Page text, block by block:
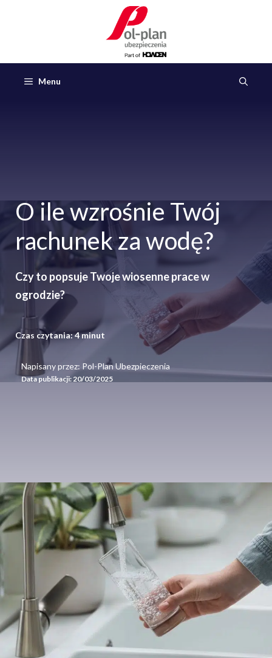
Menu
O ile wzrośnie Twój
rachunek za wodę?
Czy to popsuje Twoje wiosenne prace w
ogrodzie?
Czas czytania:4minut
Napisany przez: Pol-Plan Ubezpieczenia
Data publikacji: 20/03/2025